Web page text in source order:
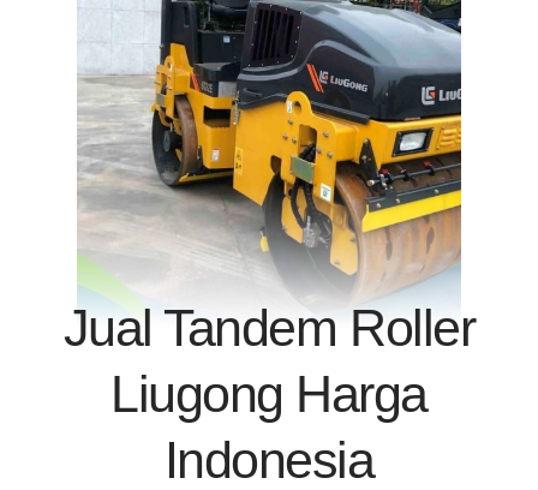
Jual Tandem Roller
Liugong Harga
Indonesia